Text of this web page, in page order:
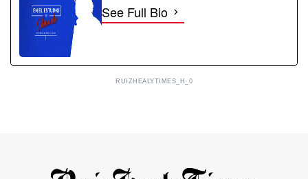
See Full Bio
RUIZHEALYTIMES_H_0